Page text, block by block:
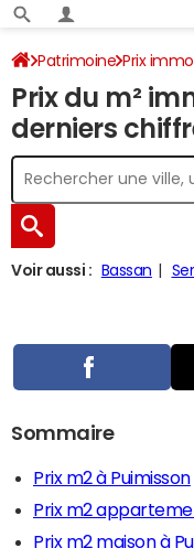
Patrimoine Prix
Prix du m²
derniers
Voir aussi : Bassan
Sommaire
Prix m2 à Puimisson
Prix m2
Prix m2 maison à